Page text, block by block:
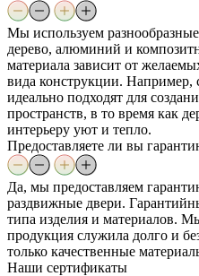
Мы используем
дерево, алюминий и
материала зависит от
вида конструкции. Например,
идеально подходят для
пространств, в то время как
интерьеру уют и тепло.
Предоставляете ли вы
Да, мы предоставляем
раздвижные двери.
типа изделия и материалов.
продукция служила долго и
только качественные
Наши сертификаты